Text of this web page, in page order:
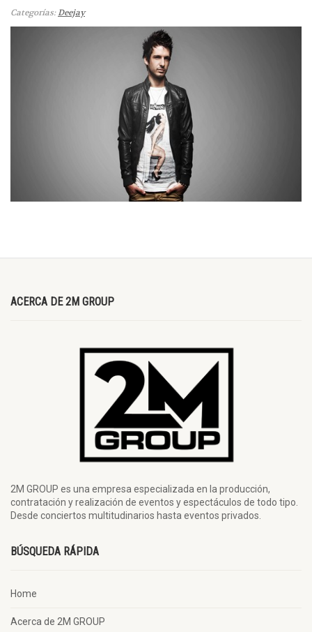
Categorías:Deejay
ACERCA DE 2M GROUP
2M GROUP es una empresa especializada en la producción,
contratación y realización de eventos y espectáculos de todo tipo.
Desde conciertos multitudinarios hasta eventos privados.
BÚSQUEDA RÁPIDA
Home
Acerca de 2M GROUP